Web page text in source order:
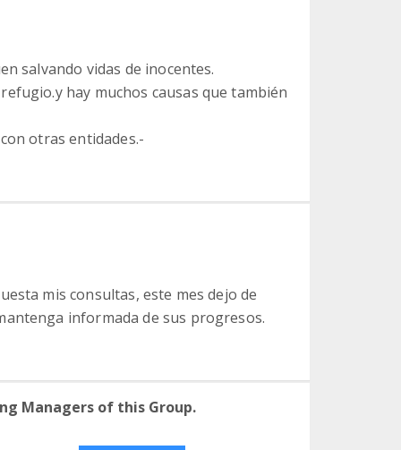
salvando vidas de inocentes.
hay muchos causas que también
otras entidades.-
mis consultas, este mes dejo de
informada de sus progresos.
Managers of this Group.